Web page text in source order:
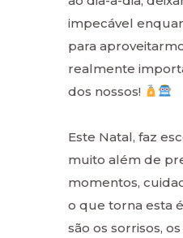
impecável
para
realmente
dos nossos!
Este Natal, faz
muito além de
momentos,
o que torna esta
são os sorrisos,